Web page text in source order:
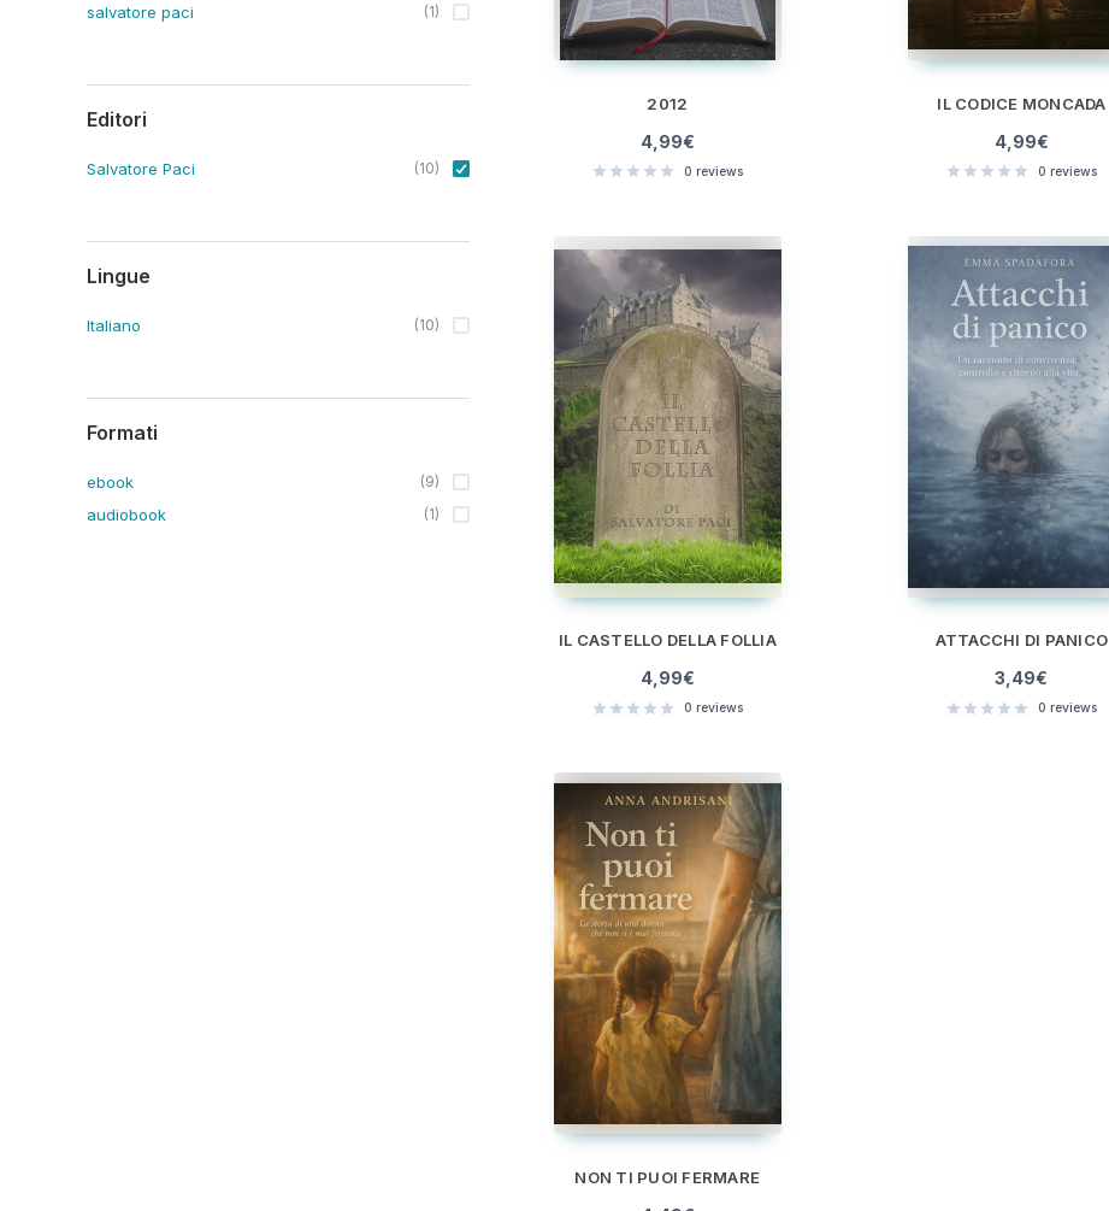
salvatore paci (1)
Editori
Salvatore Paci (10)
Lingue
Italiano (10)
Formati
ebook (9)
audiobook (1)
2012
4,99€
0 reviews
IL CODICE MONCADA
4,99€
0 reviews
IL CASTELLO DELLA FOLLIA
4,99€
0 reviews
ATTACCHI DI PANICO
3,49€
0 reviews
NON TI PUOI FERMARE